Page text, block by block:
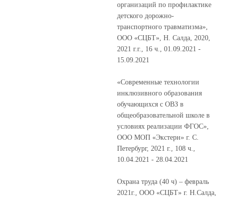
организаций по профилактике
детского дорожно-
транспортного травматизма»,
ООО «СЦБТ», Н. Салда, 2020,
2021 г.г., 16 ч., 01.09.2021 -
15.09.2021
«Современные технологии
инклюзивного образования
обучающихся с ОВЗ в
общеобразовательной школе в
условиях реализации ФГОС»,
ООО МОП «Экстерн» г. С.
Петербург, 2021 г., 108 ч.,
10.04.2021 - 28.04.2021
Охрана труда (40 ч) – февраль
2021г., ООО «СЦБТ» г. Н.Салда,